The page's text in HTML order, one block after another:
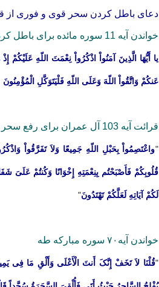
دعای باطل کردن سحر قوی و فوری از
خواندن آیه 11 سوره مائده برای باطل كردن سحر و جادو
يا أَيُّهَا الَّذِينَ آمَنُواْ اذْكُرُواْ نِعْمَتَ اللّهِ
عَنكُمْ وَاتَّقُواْ اللّهَ وَعَلَى اللّهِ فَلْيَتَوَكَّلِ الْمُؤْمِنُونَ
قرائت آیه 103 آل عمران برای رفع سحر و جادو
"واعْتَصِمُواْ بِحَبْلِ اللّهِ جَمِيعًا وَلاَ تَفَرَّقُواْ
قُلُوبِكُمْ فَأَصْبَحْتُم بِنِعْمَتِهِ إِخْوَانًا وَكُنتُمْ عَلَىَ
لَكُمْ آيَاتِهِ لَعَلَّكُمْ تَهْتَدُونَ"
خواندن آیه۷۰ سوره مبارکه طه
"قُلْنَا لاَ تَخَفْ إِنَّکَ أَنتَ الْأَعْلَی وَأَلْقِ مَا فِی